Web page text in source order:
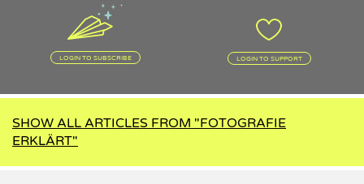
LOGIN TO SUBSCRIBE LOGIN TO SUPPORT
SHOW ALL ARTICLES FROM "FOTOGRAFIE
ERKLÄRT"